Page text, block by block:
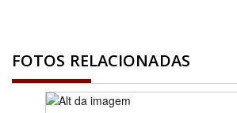
FOTOS RELACIONADAS